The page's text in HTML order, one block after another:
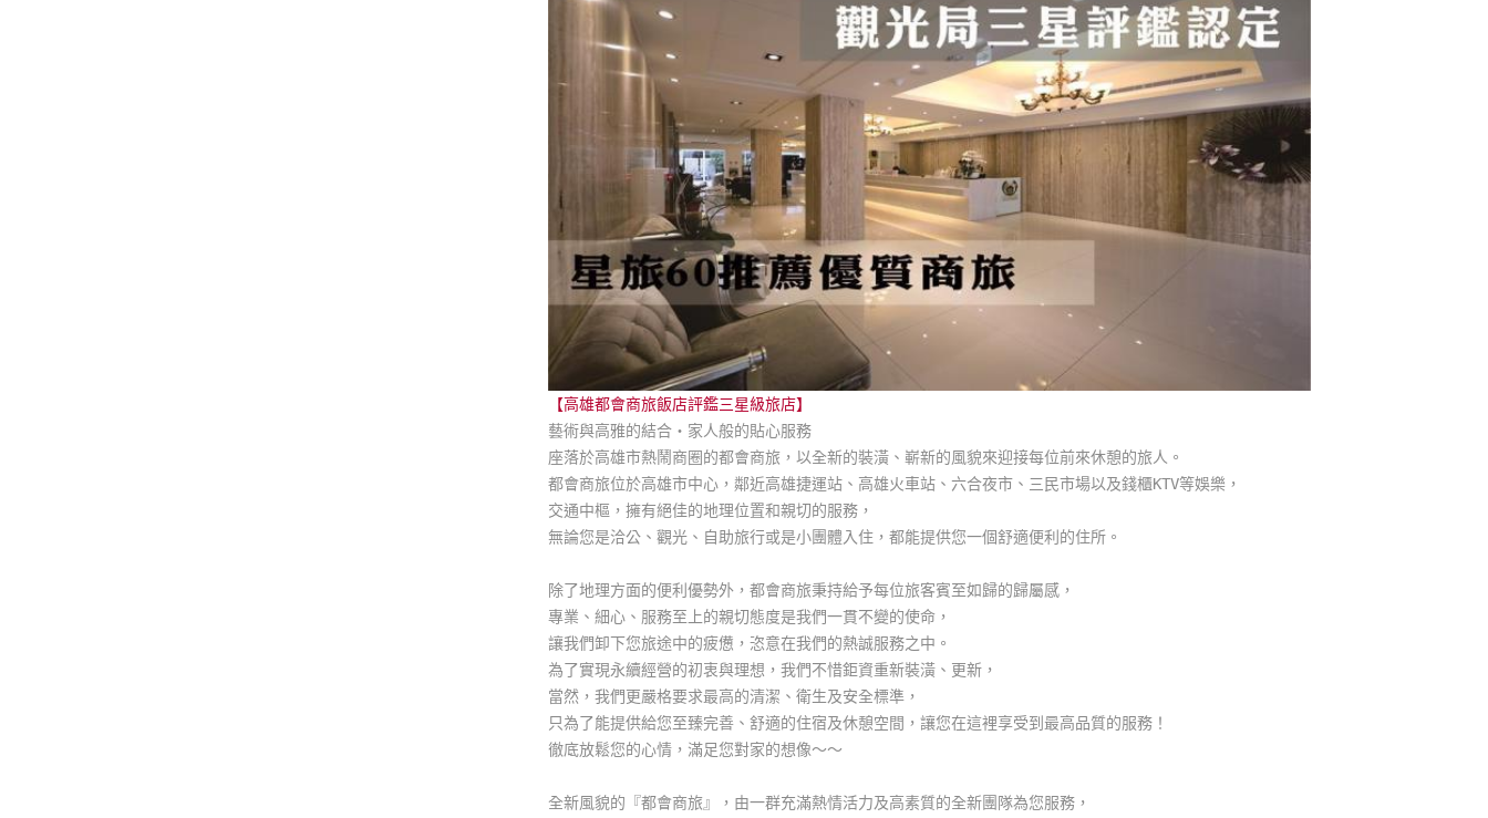
【高雄都會商旅飯店評鑑三星級旅店】
藝術與高雅的結合‧家人般的貼心服務
座落於高雄市熱鬧商圈的都會商旅，以全新的裝潢、嶄新的風貌來迎接每位前來休憩的旅人。
都會商旅位於高雄市中心，鄰近高雄捷運站、高雄火車站、六合夜市、三民市場以及錢櫃KTV等娛樂，
交通中樞，擁有絕佳的地理位置和親切的服務，
無論您是洽公、觀光、自助旅行或是小團體入住，都能提供您一個舒適便利的住所。
除了地理方面的便利優勢外，都會商旅秉持給予每位旅客賓至如歸的歸屬感，
專業、細心、服務至上的親切態度是我們一貫不變的使命，
讓我們卸下您旅途中的疲憊，恣意在我們的熱誠服務之中。
為了實現永續經營的初衷與理想，我們不惜鉅資重新裝潢、更新，
當然，我們更嚴格要求最高的清潔、衛生及安全標準，
只為了能提供給您至臻完善、舒適的住宿及休憩空間，讓您在這裡享受到最高品質的服務！
徹底放鬆您的心情，滿足您對家的想像～～
全新風貌的『都會商旅』，由一群充滿熱情活力及高素質的全新團隊為您服務，